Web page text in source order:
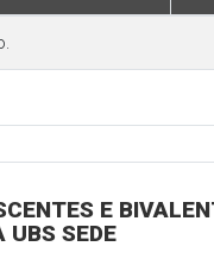
E
SEDE